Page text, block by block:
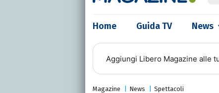
Home Guida TV News
Aggiungi Libero Magazine alle
Magazine News Spettacoli